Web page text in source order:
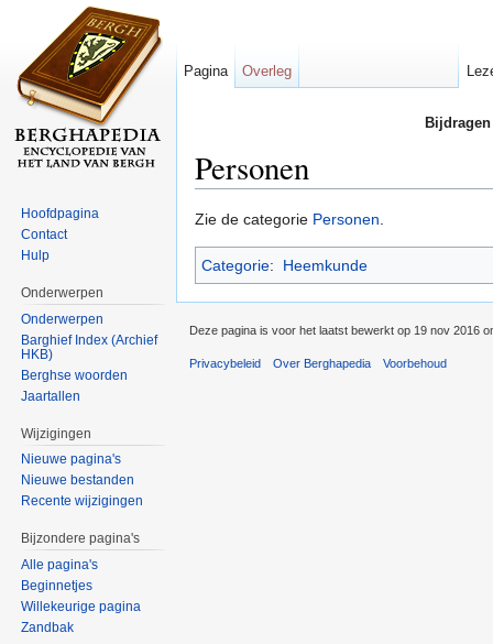
Personen
Zie de categorie Personen.
Categorie: Heemkunde
Pagina Overleg
Hoofdpagina
Contact
Hulp
Onderwerpen
Onderwerpen
Barghief Index (Archief
HKB)
Berghse woorden
Jaartallen
Wijzigingen
Nieuwe pagina's
Nieuwe bestanden
Recente wijzigingen
Bijzondere pagina's
Alle pagina's
Beginnetjes
Willekeurige pagina
Zandbak
Deze pagina is voor het laatst bewerkt op 19 nov 2016
Privacybeleid Over Berghapedia Voorbehoud